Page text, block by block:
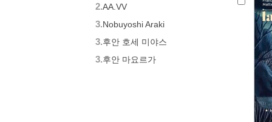
2.AA.VV
3.Nobuyoshi Araki
3.후안 호세 미야스
3.후안 마요르가